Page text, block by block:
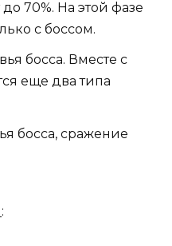
70%. На этой фазе
с боссом.
босса. Вместе с
еще два типа
босса, сражение
: